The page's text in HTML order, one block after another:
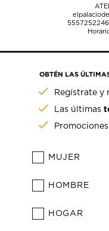
5557252246
OBTÉN LAS
Regístrate y
Las últimas
MUJER
HOMBRE
HOGAR